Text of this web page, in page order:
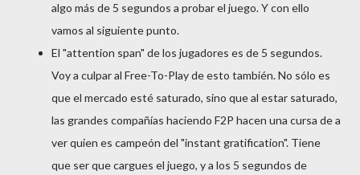
algo más de 5 segundos a probar el juego. Y con ello
vamos al siguiente punto.
El "attention span" de los jugadores es de 5 segundos.
Voy a culpar al Free-To-Play de esto también. No sólo es
que el mercado esté saturado, sino que al estar saturado,
las grandes compañías haciendo F2P hacen una cursa de a
ver quien es campeón del "instant gratification". Tiene
que ser que cargues el juego, y a los 5 segundos de